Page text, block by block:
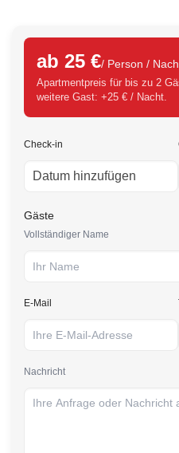
ab 25 €/ Person /
Apartmentpreis für bis zu 2
weitere Gast: +25 € / Nacht.
Check-in
Gäste
Vollständiger Name
E-Mail
Nachricht